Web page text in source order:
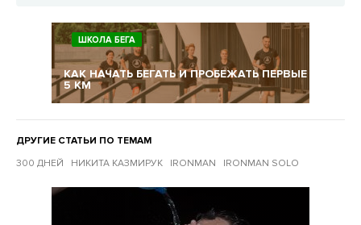
ШКОЛА БЕГА
КАК НАЧАТЬ БЕГАТЬ И ПРОБЕЖАТЬ ПЕРВЫЕ
5 КМ
ДРУГИЕ СТАТЬИ ПО ТЕМАМ
300 ДНЕЙ
НИКИТА КАЗМИРУК IRONMAN IRONMAN SOLO
Другие статьи по темам